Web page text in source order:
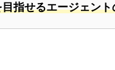
指せるエージェント